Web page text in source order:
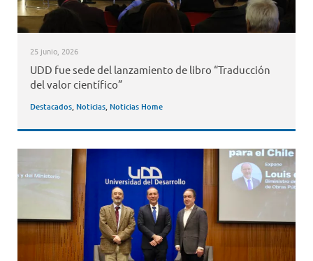
25 junio, 2026
UDD fue sede del lanzamiento de libro “Traducción
del valor científico”
Destacados, Noticias, Noticias Home